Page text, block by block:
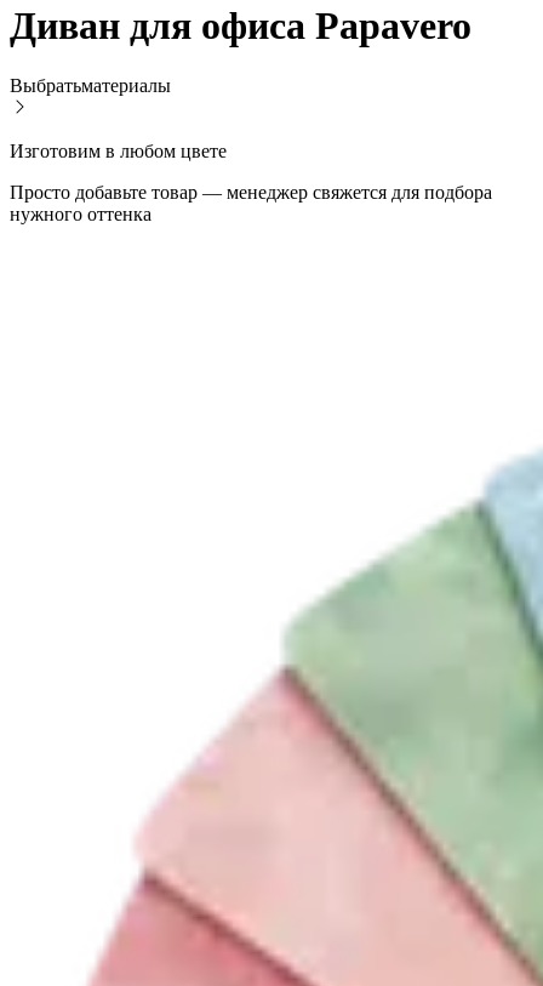
Диван для офиса Papavero
Выбратьматериалы
Изготовим в любом цвете
Просто добавьте товар — менеджер свяжется для подбора
нужного оттенка